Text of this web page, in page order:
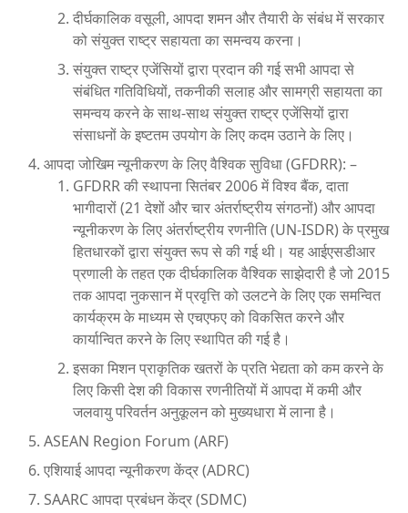
दीर्घकालिक वसूली, आपदा शमन और तैयारी के संबंध में सरकार
को संयुक्त राष्ट्र सहायता का समन्वय करना।
संयुक्त राष्ट्र एजेंसियों द्वारा प्रदान की गई सभी आपदा से
संबंधित गतिविधियों, तकनीकी सलाह और सामग्री सहायता का
समन्वय करने के साथ-साथ संयुक्त राष्ट्र एजेंसियों द्वारा
संसाधनों के इष्टतम उपयोग के लिए कदम उठाने के लिए।
आपदा जोखिम न्यूनीकरण के लिए वैश्विक सुविधा (GFDRR): –
GFDRR की स्थापना सितंबर 2006 में विश्व बैंक, दाता
भागीदारों (21 देशों और चार अंतर्राष्ट्रीय संगठनों) और आपदा
न्यूनीकरण के लिए अंतर्राष्ट्रीय रणनीति (UN-ISDR) के प्रमुख
हितधारकों द्वारा संयुक्त रूप से की गई थी। यह आईएसडीआर
प्रणाली के तहत एक दीर्घकालिक वैश्विक साझेदारी है जो 2015
तक आपदा नुकसान में प्रवृत्ति को उलटने के लिए एक समन्वित
कार्यक्रम के माध्यम से एचएफए को विकसित करने और
कार्यान्वित करने के लिए स्थापित की गई है।
इसका मिशन प्राकृतिक खतरों के प्रति भेद्यता को कम करने के
लिए किसी देश की विकास रणनीतियों में आपदा में कमी और
जलवायु परिवर्तन अनुकूलन को मुख्यधारा में लाना है।
ASEAN Region Forum (ARF)
एशियाई आपदा न्यूनीकरण केंद्र (ADRC)
SAARC आपदा प्रबंधन केंद्र (SDMC)